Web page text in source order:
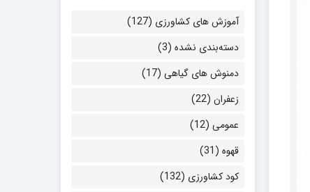
آموزش های کشاورزی (127)
دسته‌بندی نشده (3)
دمنوش های گیاهی (17)
زعفران (22)
عمومی (12)
قهوه (31)
کود کشاورزی (132)